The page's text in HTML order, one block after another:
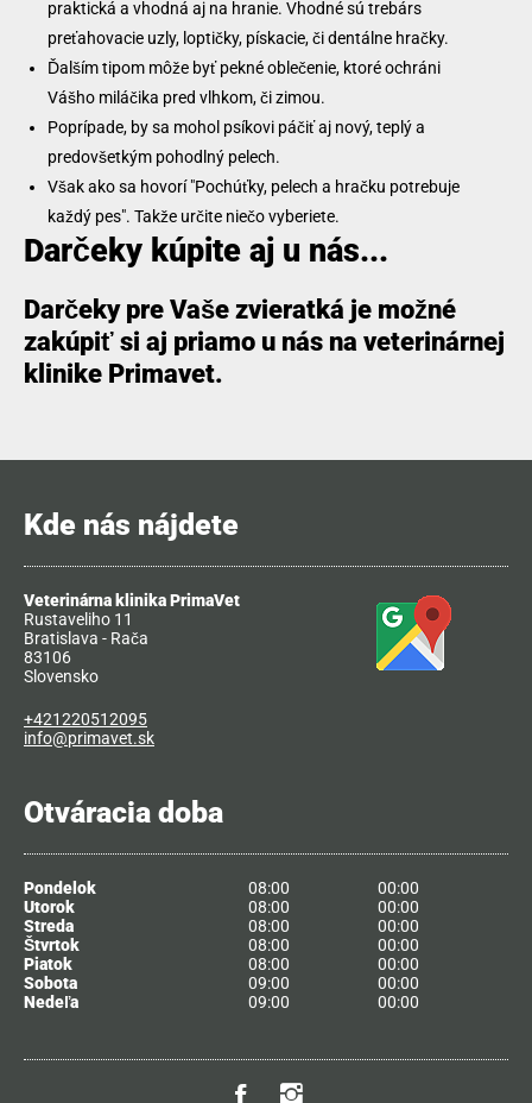
praktická a vhodná aj na hranie. Vhodné sú trebárs
preťahovacie uzly, loptičky, pískacie, či dentálne hračky.
Ďalším tipom môže byť pekné oblečenie, ktoré ochráni
Vášho miláčika pred vlhkom, či zimou.
Poprípade, by sa mohol psíkovi páčiť aj nový, teplý a
predovšetkým pohodlný pelech.
Však ako sa hovorí "Pochúťky, pelech a hračku potrebuje
každý pes". Takže určite niečo vyberiete.
Darčeky kúpite aj u nás...
Darčeky pre Vaše zvieratká je možné
zakúpiť si aj priamo u nás na veterinárnej
klinike Primavet.
Kde nás nájdete
Veterinárna klinika PrimaVet
Rustaveliho 11
Bratislava - Rača
83106
Slovensko
+421220512095
info@primavet.sk
Otváracia doba
Pondelok 08:00
00:00
Utorok
08:00
00:00
Streda
08:00
00:00
Štvrtok
08:00
00:00
Piatok
08:00
00:00
Sobota
09:00
00:00
Nedeľa
09:00 00:00